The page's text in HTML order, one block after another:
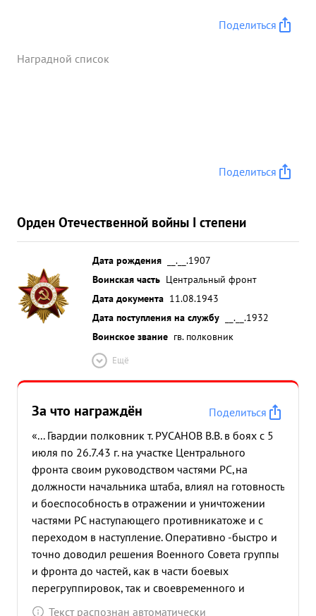
Поделиться
Наградной список
Поделиться
Орден Отечественной войны I степени
Дата рождения
__.__.1907
Воинская часть Центральный фронт
Дата документа 11.08.1943
Дата поступления на службу
__.__.1932
Воинское звание гв. полковник
Ещё
За что награждён
Поделиться
«... Гвардии полковник т. РУСАНОВ В.В. в боях с 5
июля по 26.7.43 г. на участке Центрального
фронта своим руководством частями РС,на
должности начальника штаба, влиял на готовность
и боеспособность в отражении и уничтожении
частями РС наступающего противникатоже и с
переходом в наступление. Оперативно -быстро и
точно доводил решения Военного Совета группы
и фронта до частей, как в части боевых
перегруппировок, так и своевременного и
полного обеспечения их боеприпасами и
Текст распознан автоматически